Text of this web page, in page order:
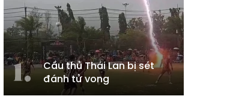
Cầu thủ Thái Lan bị sét
đánh tử vong